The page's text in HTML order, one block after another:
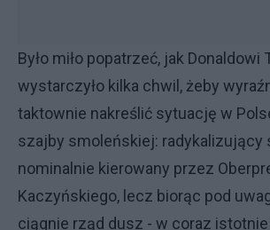
Było miło popatrzeć, jak Donaldowi
wystarczyło kilka chwil, żeby
taktownie nakreślić sytuację w
szajby smoleńskiej: radykalizujący
nominalnie kierowany przez
Kaczyńskiego, lecz biorąc pod
ciągnie rząd dusz - w coraz